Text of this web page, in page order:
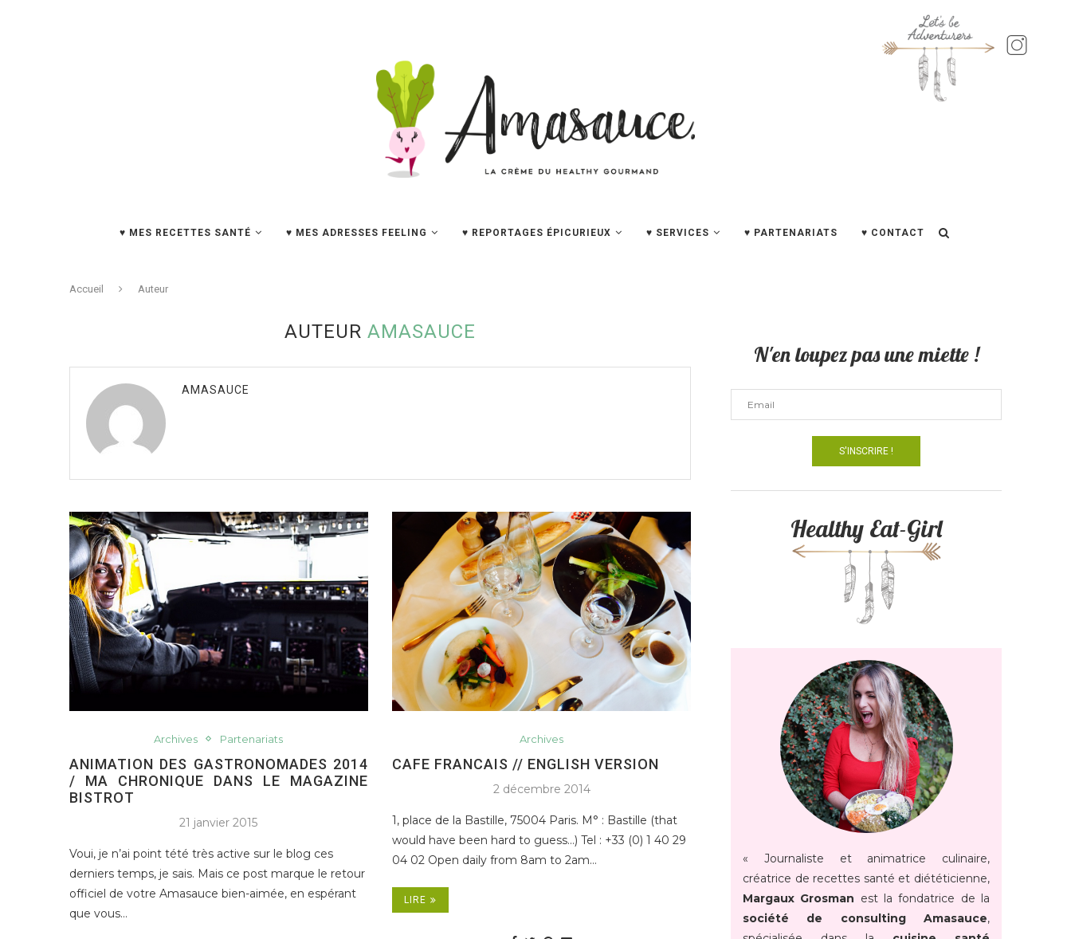
♥ MES RECETTES SANTÉ ♥ MES ADRESSES FEELING ♥ REPORTAGES ÉPICURIEUX ♥ SERVICES ♥ PARTENARIATS ♥ CONTACT
Accueil Auteur
AUTEUR AMASAUCE
AMASAUCE
Archives Partenariats
ANIMATION DES GASTRONOMADES 2014
/ MA CHRONIQUE DANS LE MAGAZINE
BISTROT
21 janvier 2015
Voui, je n’ai point tété très active sur le blog ces
derniers temps, je sais. Mais ce post marque le retour
officiel de votre Amasauce bien-aimée, en espérant
que vous…
Archives
CAFE FRANCAIS // ENGLISH VERSION
2 décembre 2014
1, place de la Bastille, 75004 Paris. M° : Bastille (that
would have been hard to guess…) Tel : +33 (0) 1 40 29
04 02 Open daily from 8am to 2am…
LIRE
N'en loupez pas une miette !
Healthy Eat-Girl
« Journaliste et animatrice culinaire,
créatrice de recettes santé et diététicienne,
Margaux Grosman est la fondatrice de la
société de consulting Amasauce,